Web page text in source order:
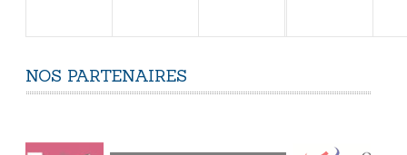
NOS PARTENAIRES